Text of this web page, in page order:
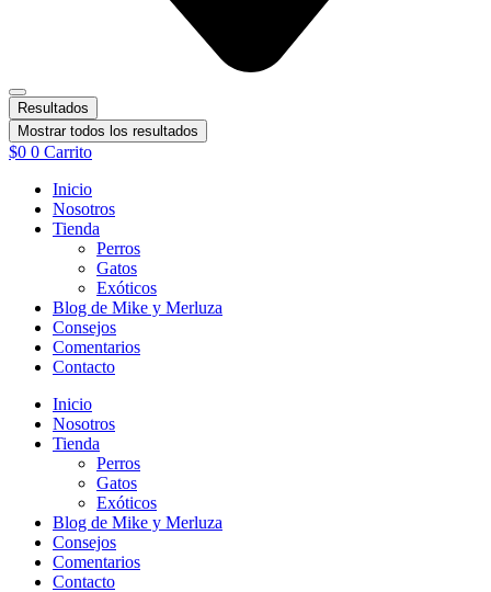
Resultados
Mostrar todos los resultados
$0 0 Carrito
Inicio
Nosotros
Tienda
Perros
Gatos
Exóticos
Blog de Mike y Merluza
Consejos
Comentarios
Contacto
Inicio
Nosotros
Tienda
Perros
Gatos
Exóticos
Blog de Mike y Merluza
Consejos
Comentarios
Contacto